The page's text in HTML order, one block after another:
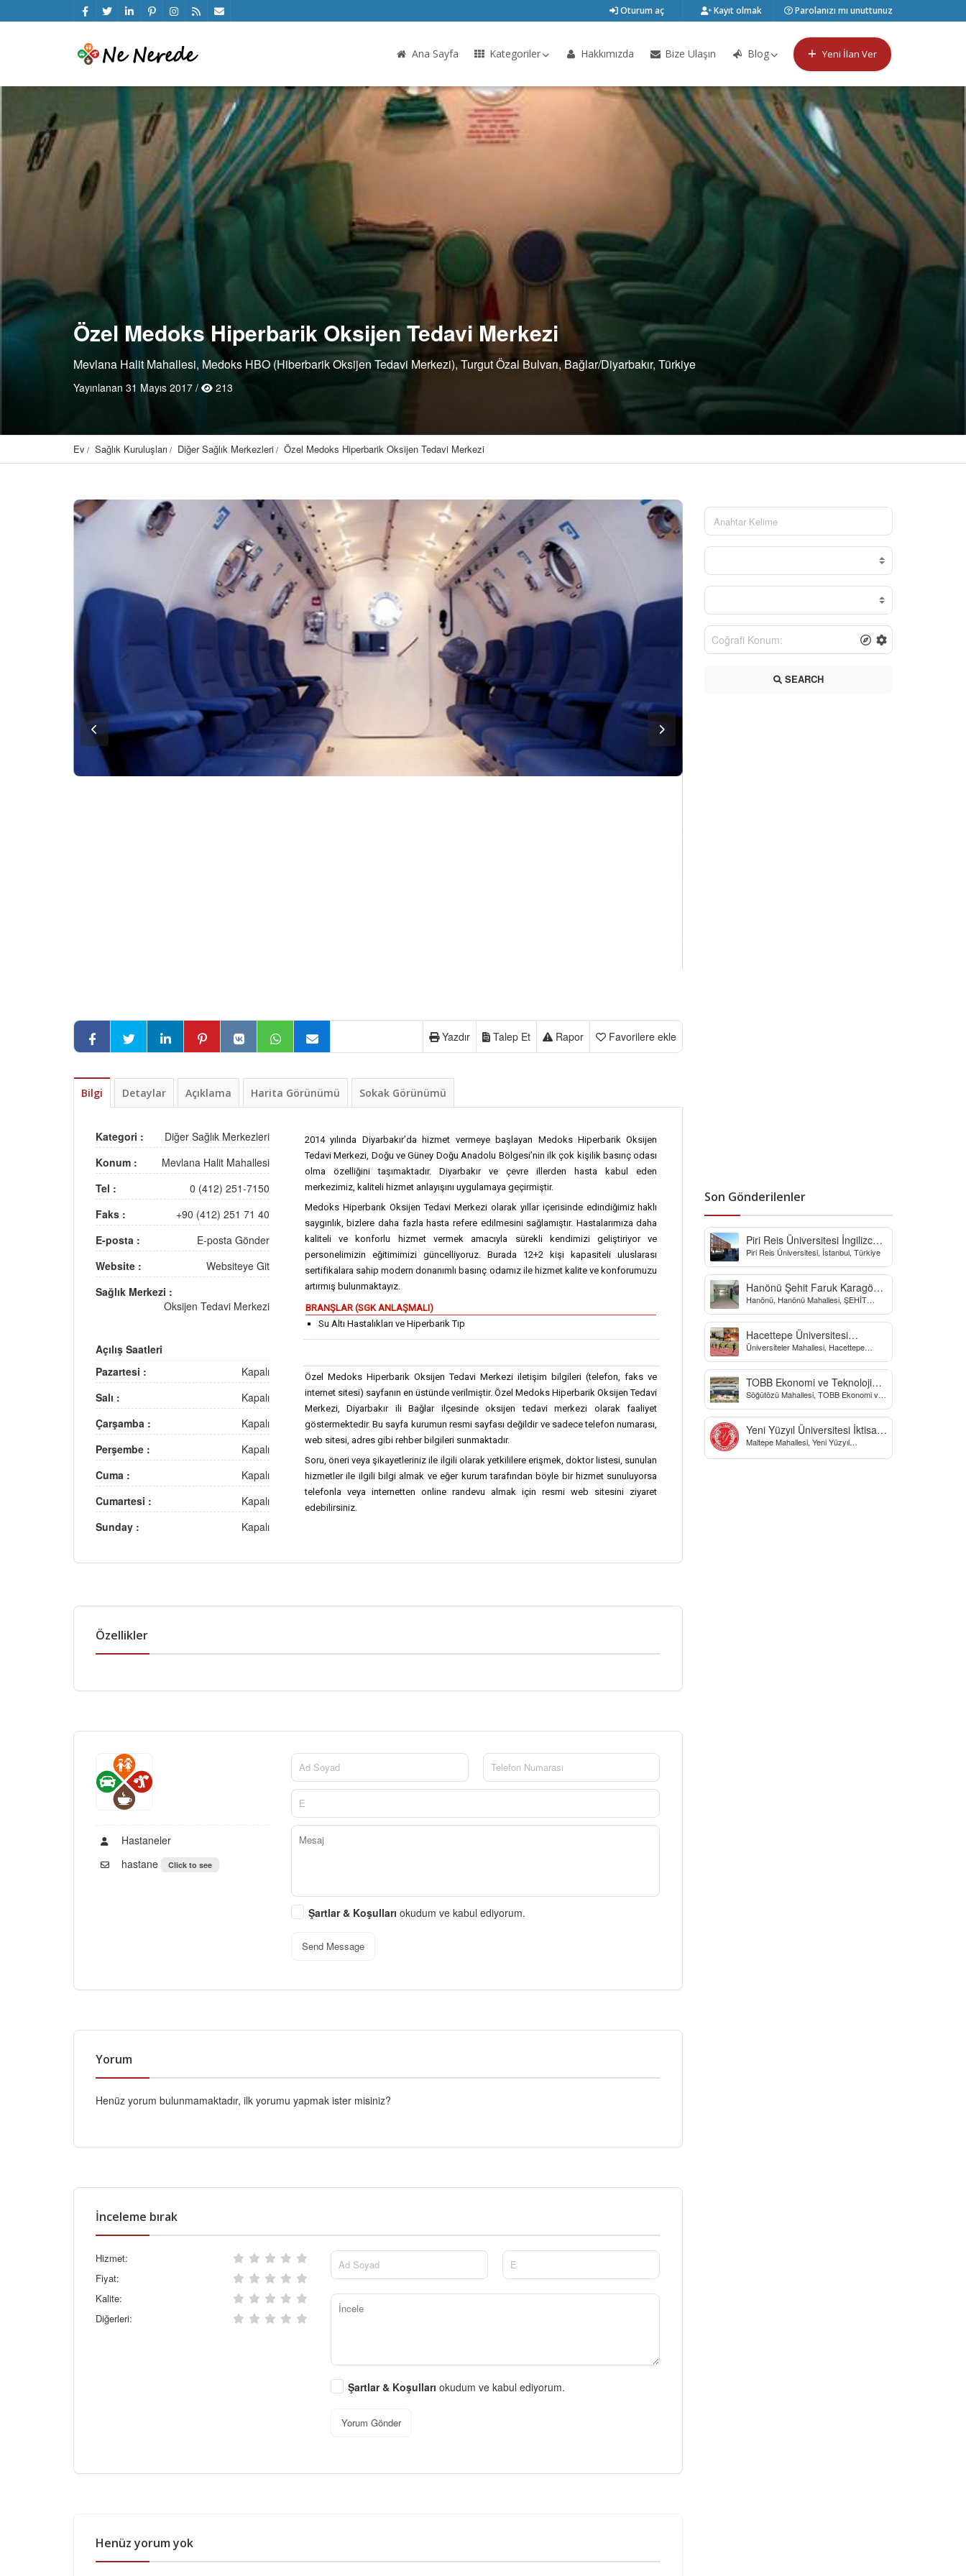
Oturum aç Kayıt olmak Parolanızı mı unuttunuz
Ana Sayfa Kategoriler Hakkımızda Bize Ulaşın Blog Yeni İlan Ver
Özel Medoks Hiperbarik Oksijen Tedavi Merkezi
Mevlana Halit Mahallesi, Medoks HBO (Hiberbarik Oksijen Tedavi Merkezi), Turgut Özal Bulvarı, Bağlar/Diyarbakır, Türkiye
Yayınlanan 31 Mayıs 2017 / 213
Ev Sağlık Kuruluşları Diğer Sağlık Merkezleri Özel Medoks Hiperbarik Oksijen Tedavi Merkezi
Favorilere ekle
Rapor
Talep Et
Yazdır
Bilgi Detaylar Açıklama Harita Görünümü Sokak Görünümü
Kategori :
Diğer Sağlık Merkezleri
Konum :
Mevlana Halit Mahallesi
Tel :
0 (412) 251-7150
Faks :
+90 (412) 251 71 40
E-posta :
E-posta Gönder
Website :
Websiteye Git
Sağlık Merkezi :
Oksijen Tedavi Merkezi
Açılış Saatleri
Pazartesi :
Kapalı
Salı :
Kapalı
Çarşamba :
Kapalı
Perşembe :
Kapalı
Cuma :
Kapalı
Cumartesi :
Kapalı
Sunday :
Kapalı
2014 yılında Diyarbakır’da hizmet vermeye başlayan Medoks Hiperbarik Oksijen
Tedavi Merkezi, Doğu ve Güney Doğu Anadolu Bölgesi’nin ilk çok kişilik basınç odası
olma özelliğini taşımaktadır. Diyarbakır ve çevre illerden hasta kabul eden
merkezimiz, kaliteli hizmet anlayışını uygulamaya geçirmiştir.
Medoks Hiperbarık Oksijen Tedavi Merkezi olarak yıllar içerisinde edindiğimiz haklı
saygınlık, bizlere daha fazla hasta refere edilmesini sağlamıştır. Hastalarımıza daha
kaliteli ve konforlu hizmet vermek amacıyla sürekli kendimizi geliştiriyor ve
personelimizin eğitimimizi güncelliyoruz. Burada 12+2 kişi kapasiteli uluslarası
sertifikalara sahip modern donanımlı basınç odamız ile hizmet kalite ve konforumuzu
artırmış bulunmaktayız.
BRANŞLAR (SGK ANLAŞMALI)
Su Altı Hastalıkları ve Hiperbarik Tıp
Özel Medoks Hiperbarik Oksijen Tedavi Merkezi iletişim bilgileri (telefon, faks ve
internet sitesi) sayfanın en üstünde verilmiştir. Özel Medoks Hiperbarik Oksijen Tedavi
Merkezi, Diyarbakır ili Bağlar ilçesinde oksijen tedavi merkezi olarak faaliyet
göstermektedir. Bu sayfa kurumun resmi sayfası değildir ve sadece telefon numarası,
web sitesi, adres gibi rehber bilgileri sunmaktadır.
Soru, öneri veya şikayetleriniz ile ilgili olarak yetkililere erişmek, doktor listesi, sunulan
hizmetler ile ilgili bilgi almak ve eğer kurum tarafından böyle bir hizmet sunuluyorsa
telefonla veya internetten online randevu almak için resmi web sitesini ziyaret
edebilirsiniz.
Özellikler
Hastaneler
hastane
Click to see
Şartlar & Koşulları okudum ve kabul ediyorum.
Send Message
Yorum
Henüz yorum bulunmamaktadır, ilk yorumu yapmak ister misiniz?
İnceleme bırak
Hizmet:
Fiyat:
Kalite:
Diğerleri:
Şartlar & Koşullarıokudum ve kabul ediyorum.
Yorum Gönder
Henüz yorum yok
SEARCH
Son Gönderilenler
Piri Reis Üniversitesi İngilizce
Hazırlık Bölümü
Piri Reis Üniversitesi, İstanbul, Türkiye
Hanönü Şehit Faruk Karagöz
Yatılı Bölge Ortaokulu
Hanönü, Hanönü Mahallesi, ŞEHİT
Sokak, Kastamonu, Türkiye
Hacettepe Üniversitesi
Biyomekanik Laboratuvarı
Üniversiteler Mahallesi, Hacettepe
Yo, Çankaya/Ankara, Türkiye
TOBB Ekonomi ve Teknoloji
Üniversitesi
Söğütözü Mahallesi, TOBB Ekonomi ve
Caddesi, Ankara, Türkiye
Yeni Yüzyıl Üniversitesi İktisadi
ve İdari Bilimler Fakültesi
Maltepe Mahallesi, Yeni Yüzyıl